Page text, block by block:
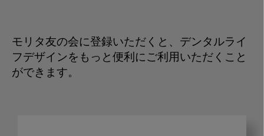
モリタ友の会に登録いただくと、デンタルライ
フデザインをもっと便利にご利用いただくこと
ができます。